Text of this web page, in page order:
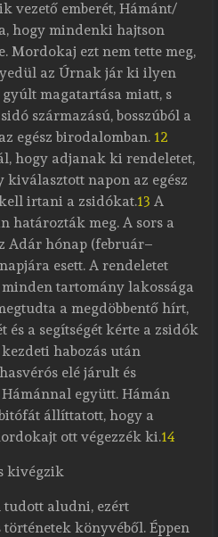
vezető emberét, Hámánt/
hogy mindenki hajtson
Mordokaj ezt nem tette meg,
az Úrnak jár ki ilyen
magatartása miatt, s
származású, bosszúból a
egész birodalomban. 12
hogy adjanak ki rendeletet,
kiválasztott napon az egész
irtani a zsidókat.13 A
határozták meg. A sors a
Adár hónap (február–
esett. A rendeletet
tartomány lakossága
a megdöbbentő hírt,
és a segítségét kérte a zsidók
kezdeti habozás után
elé járult és
együtt. Hámán
állíttatott, hogy a
ott végezzék ki.14
kivégzik
tudott aludni, ezért
könyvéből. Éppen